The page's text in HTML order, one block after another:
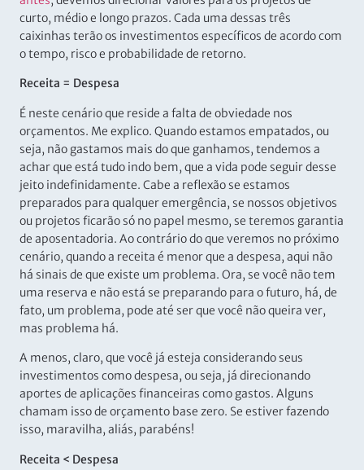
curto, médio e longo prazos. Cada uma dessas três
caixinhas terão os investimentos específicos de acordo com
o tempo, risco e probabilidade de retorno.
Receita = Despesa
É neste cenário que reside a falta de obviedade nos
orçamentos. Me explico. Quando estamos empatados, ou
seja, não gastamos mais do que ganhamos, tendemos a
achar que está tudo indo bem, que a vida pode seguir desse
jeito indefinidamente. Cabe a reflexão se estamos
preparados para qualquer emergência, se nossos objetivos
ou projetos ficarão só no papel mesmo, se teremos garantia
de aposentadoria. Ao contrário do que veremos no próximo
cenário, quando a receita é menor que a despesa, aqui não
há sinais de que existe um problema. Ora, se você não tem
uma reserva e não está se preparando para o futuro, há, de
fato, um problema, pode até ser que você não queira ver,
mas problema há.
A menos, claro, que você já esteja considerando seus
investimentos como despesa, ou seja, já direcionando
aportes de aplicações financeiras como gastos. Alguns
chamam isso de orçamento base zero. Se estiver fazendo
isso, maravilha, aliás, parabéns!
Receita < Despesa